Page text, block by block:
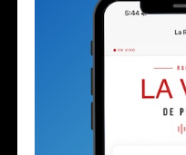
AVISO LEGAL
2 semanas atrás
Director